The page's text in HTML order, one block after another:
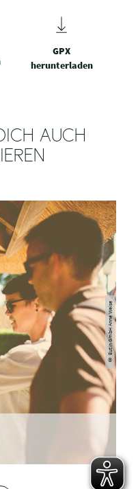
GPX
herunterladen
AUCH
©
Eutin GmbH Anne Weise